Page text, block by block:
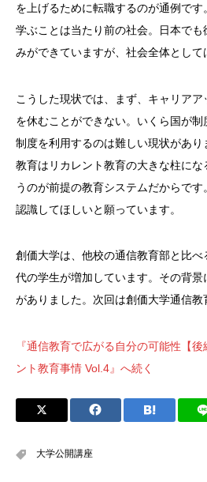
を上げるために転職するのが通例で
学ぶことは当たり前の社会。日本で
みができていますが、社会全体として
こうした現状では、まず、キャリア
を休むことができない。いくら国が
制度を利用するのは難しい現状があ
教育はリカレント教育の大きな柱に
うのが前提の教育システムだからで
認識してほしいと願っています。
創価大学は、他校の通信教育部と比
代の学生が増加しています。その背
がありました。次回は創価大学通信教
『通信教育で広がる自分の可能性【
ント教育事情 Vol.4』へ続く
大学公開講座